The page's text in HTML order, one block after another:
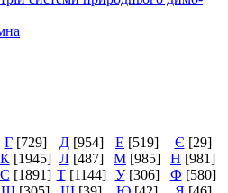
Г [729] Д [954] Е [519] Є [29]
К [1945] Л [487] М [985] Н [981]
С [1891] Т [1144] У [306] Ф [580]